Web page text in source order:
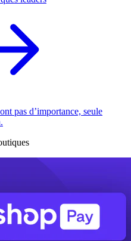
pas d’importance, seule